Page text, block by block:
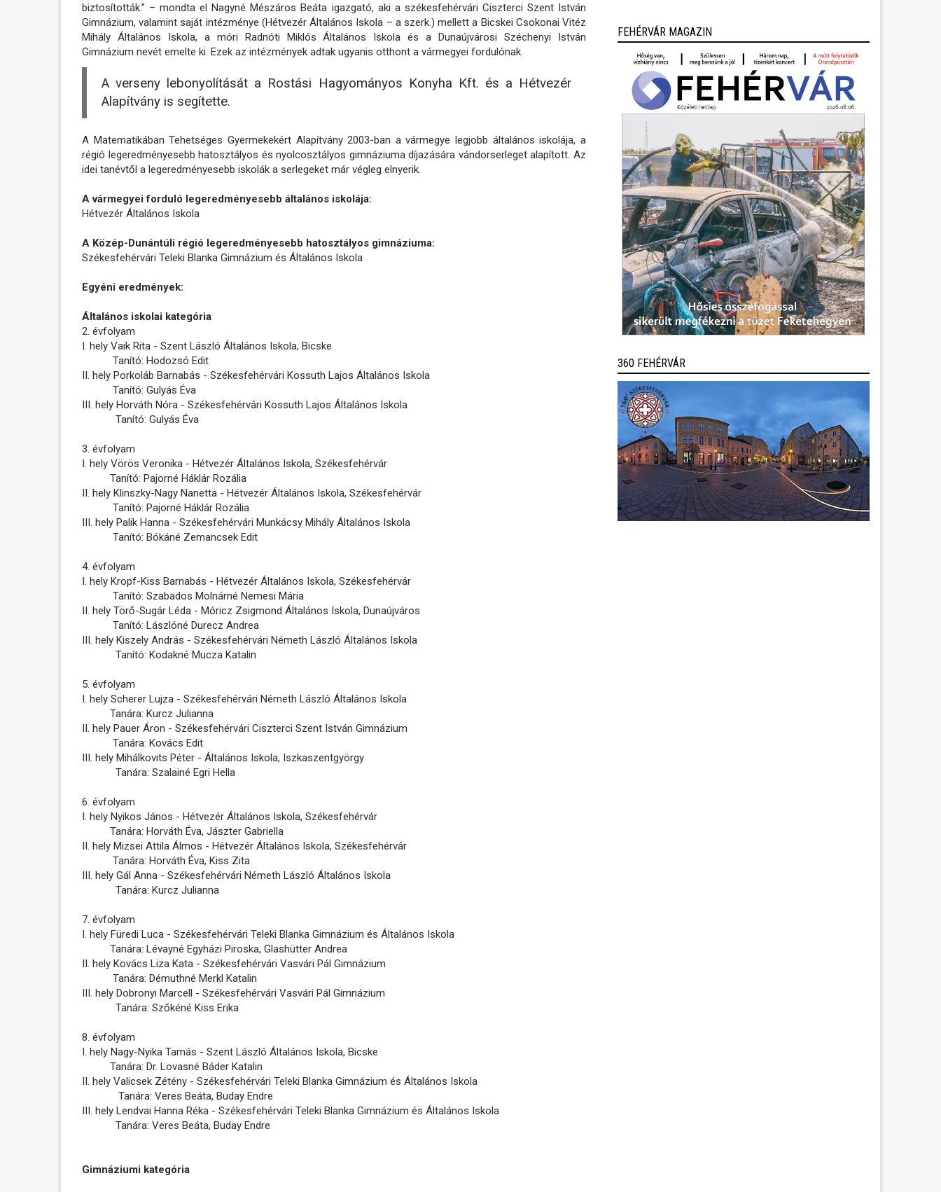
biztosították.” – mondta el Nagyné Mészáros Beáta igazgató, aki a székesfehérvári Ciszterci Szent István
Gimnázium, valamint saját intézménye (Hétvezér Általános Iskola – a szerk.) mellett a Bicskei Csokonai Vitéz
Mihály Általános Iskola, a móri Radnóti Miklós Általános Iskola és a Dunaújvárosi Széchenyi István
Gimnázium nevét emelte ki. Ezek az intézmények adtak ugyanis otthont a vármegyei fordulónak.
A verseny lebonyolítását a Rostási Hagyományos Konyha Kft. és a Hétvezér
Alapítvány is segítette.
A Matematikában Tehetséges Gyermekekért Alapítvány 2003-ban a vármegye legjobb általános iskolája, a
régió legeredményesebb hatosztályos és nyolcosztályos gimnáziuma díjazására vándorserleget alapított. Az
idei tanévtől a legeredményesebb iskolák a serlegeket már végleg elnyerik.
A vármegyei forduló legeredményesebb általános iskolája:
Hétvezér Általános Iskola
A Közép-Dunántúli régió legeredményesebb hatosztályos gimnáziuma:
Székesfehérvári Teleki Blanka Gimnázium és Általános Iskola
Egyéni eredmények:
Általános iskolai kategória
2. évfolyam
I. hely Vaik Rita - Szent László Általános Iskola, Bicske
Tanító: Hodozsó Edit
II. hely Porkoláb Barnabás - Székesfehérvári Kossuth Lajos Általános Iskola
Tanító: Gulyás Éva
III. hely Horváth Nóra - Székesfehérvári Kossuth Lajos Általános Iskola
Tanító: Gulyás Éva
3. évfolyam
I. hely Vörös Veronika - Hétvezér Általános Iskola, Székesfehérvár
Tanító: Pajorné Háklár Rozália
II. hely Klinszky-Nagy Nanetta - Hétvezér Általános Iskola, Székesfehérvár
Tanító: Pajorné Háklár Rozália
III. hely Palik Hanna - Székesfehérvári Munkácsy Mihály Általános Iskola
Tanító: Bókáné Zemancsek Edit
4. évfolyam
I. hely Kropf-Kiss Barnabás - Hétvezér Általános Iskola, Székesfehérvár
Tanító: Szabados Molnárné Nemesi Mária
II. hely Törő-Sugár Léda - Móricz Zsigmond Általános Iskola, Dunaújváros
Tanító: Lászlóné Durecz Andrea
III. hely Kiszely András - Székesfehérvári Németh László Általános Iskola
Tanító: Kodakné Mucza Katalin
5. évfolyam
I. hely Scherer Lujza - Székesfehérvári Németh László Általános Iskola
Tanára: Kurcz Julianna
II. hely Pauer Áron - Székesfehérvári Ciszterci Szent István Gimnázium
Tanára: Kovács Edit
III. hely Mihálkovits Péter - Általános Iskola, Iszkaszentgyörgy
Tanára: Szalainé Egri Hella
6. évfolyam
I. hely Nyikos János - Hétvezér Általános Iskola, Székesfehérvár
Tanára: Horváth Éva, Jászter Gabriella
II. hely Mizsei Attila Álmos - Hétvezér Általános Iskola, Székesfehérvár
Tanára: Horváth Éva, Kiss Zita
III. hely Gál Anna - Székesfehérvári Németh László Általános Iskola
Tanára: Kurcz Julianna
7. évfolyam
I. hely Füredi Luca - Székesfehérvári Teleki Blanka Gimnázium és Általános Iskola
Tanára: Lévayné Egyházi Piroska, Glashütter Andrea
II. hely Kovács Liza Kata - Székesfehérvári Vasvári Pál Gimnázium
Tanára: Démuthné Merkl Katalin
III. hely Dobronyi Marcell - Székesfehérvári Vasvári Pál Gimnázium
Tanára: Szőkéné Kiss Erika
8. évfolyam
I. hely Nagy-Nyika Tamás - Szent László Általános Iskola, Bicske
Tanára: Dr. Lovasné Báder Katalin
II. hely Valicsek Zétény - Székesfehérvári Teleki Blanka Gimnázium és Általános Iskola
Tanára: Veres Beáta, Buday Endre
III. hely Lendvai Hanna Réka - Székesfehérvári Teleki Blanka Gimnázium és Általános Iskola
Tanára: Veres Beáta, Buday Endre
Gimnáziumi kategória
FEHÉRVÁR MAGAZIN
360 FEHÉRVÁR